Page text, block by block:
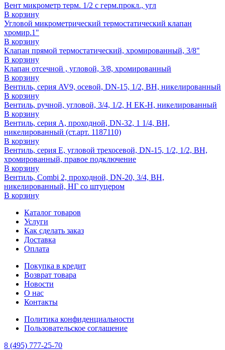
Вент микрометр терм. 1/2 с герм.прокл., угл
В корзину
Угловой микрометрический термостатический клапан
хромир.1"
В корзину
Клапан прямой термостатический, хромированный, 3/8"
В корзину
Клапан отсечной , угловой, 3/8, хромированный
В корзину
Вентиль, серия AV9, осевой, DN-15, 1/2, ВН, никелированный
В корзину
Вентиль, ручной, угловой, 3/4, 1/2, Н ЕК-Н, никелированный
В корзину
Вентиль, серия A, проходной, DN-32, 1 1/4, ВН,
никелированный (ст.арт. 1187110)
В корзину
Вентиль, серия E, угловой трехосевой, DN-15, 1/2, 1/2, ВН,
хромированный, правое подключение
В корзину
Вентиль, Combi 2, проходной, DN-20, 3/4, ВН,
никелированный, НГ со штуцером
В корзину
Каталог товаров
Услуги
Как сделать заказ
Доставка
Оплата
Покупка в кредит
Возврат товара
Новости
О нас
Контакты
Политика конфиденциальности
Пользовательское соглашение
8 (495) 777-25-70